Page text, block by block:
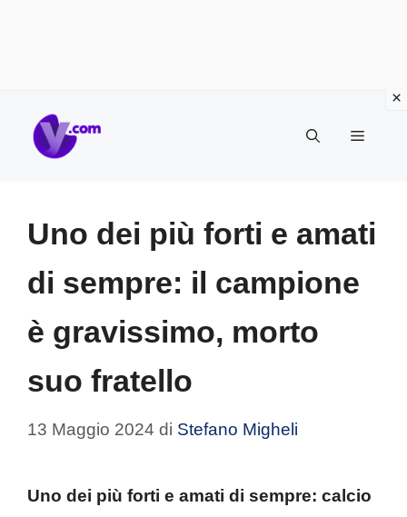
Menu
Uno dei più forti e amati
di sempre: il campione
è gravissimo, morto
suo fratello
13 Maggio 2024 di Stefano Migheli
Uno dei più forti e amati di sempre: calcio